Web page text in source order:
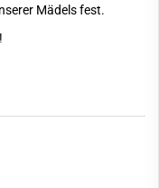
Mädels fest.